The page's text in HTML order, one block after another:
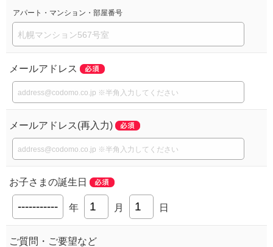
アパート・マンション・部屋番号
メールアドレス
メールアドレス(再入力)
お子さまの誕生日
年 月 日
ご質問・ご要望など